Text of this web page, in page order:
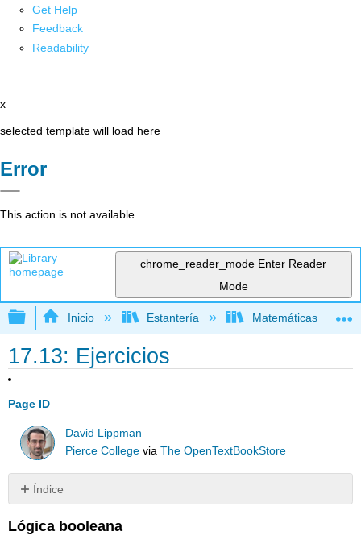
Get Help
Feedback
Readability
x
selected template will load here
Error
This action is not available.
chrome_reader_mode Enter Reader
Mode
Expandir/contraer jerarquía global
Inicio Estantería Matemáticas
17.13: Ejercicios
Page ID
David Lippman
Pierce College viaThe OpenTextBookStore
Índice
Sin
encabezados
Lógica booleana